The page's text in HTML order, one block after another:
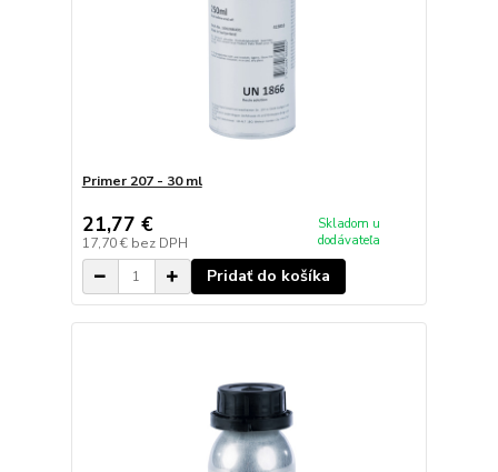
Primer 207 - 30 ml
21,77 €
17,70 € bez DPH
Skladom u
dodávateľa
Pridať do košíka